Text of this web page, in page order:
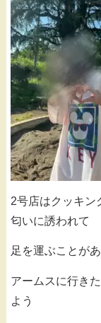
2号店はクッキン
匂いに誘われて
足を運ぶことが
アームスに行き
よう